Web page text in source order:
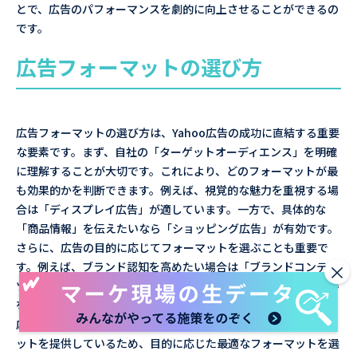
とで、広告のパフォーマンスを劇的に向上させることができるの
です。
広告フォーマットの選び方
広告フォーマットの選び方は、Yahoo広告の成功に直結する重要
な要素です。まず、自社の「ターゲットオーディエンス」を明確
に理解することが大切です。これにより、どのフォーマットが最
も効果的かを判断できます。例えば、視覚的な魅力を重視する場
合は「ディスプレイ広告」が適しています。一方で、具体的な
「商品情報」を伝えたいなら「ショッピング広告」が有効です。
さらに、広告の目的に応じてフォーマットを選ぶことも重要で
す。例えば、ブランド認知を高めたい場合は「ブランドコンテン
ツ広告」や「カルーセル広告」が効果的です。また、リード獲得
を目指すなら「リード獲得広告」が最適です。予算やリソースに
応じた選択も考慮に入れましょう。Yahoo広告は多様なフォーマ
ットを提供しているため、目的に応じた最適なフォーマットを選
×